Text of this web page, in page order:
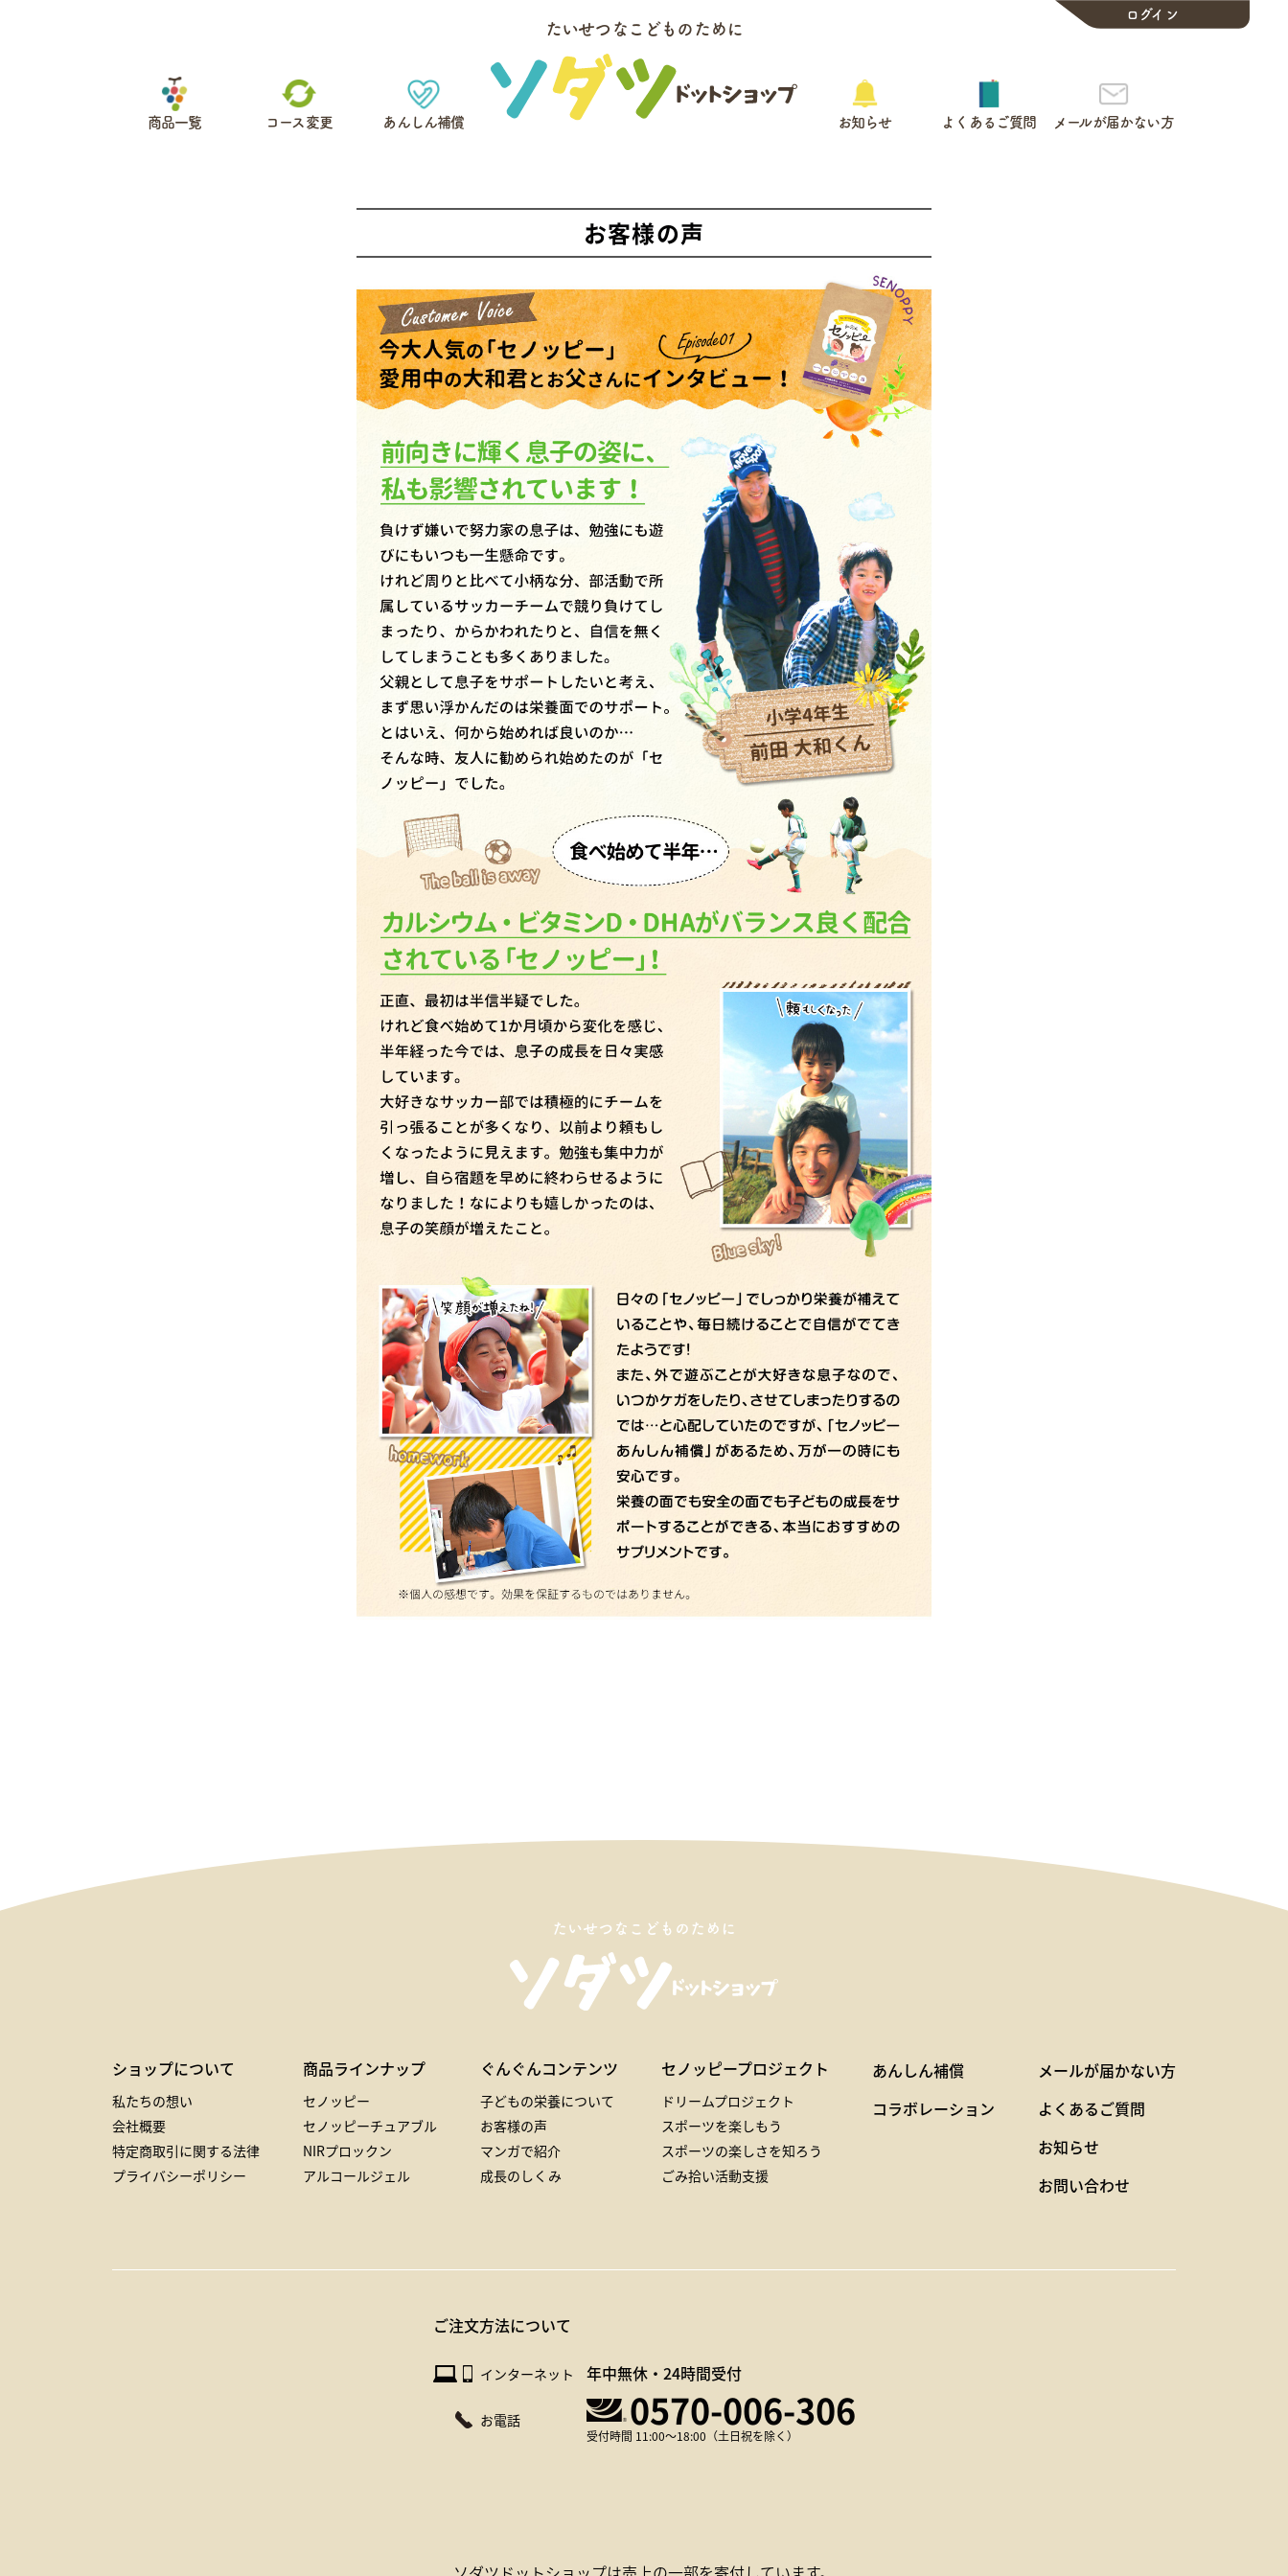
ログイン
たいせつなこどものために
商品一覧 コース変更 あんしん補償 お知らせ よくあるご質問 メールが届かない方
お客様の声
たいせつなこどものために
ショップについて
私たちの想い
会社概要
特定商取引に関する法律
プライバシーポリシー
商品ラインナップ
セノッピー
セノッピーチュアブル
NIRプロックン
アルコールジェル
ぐんぐんコンテンツ
子どもの栄養について
お客様の声
マンガで紹介
成長のしくみ
セノッピープロジェクト
ドリームプロジェクト
スポーツを楽しもう
スポーツの楽しさを知ろう
ごみ拾い活動支援
あんしん補償
コラボレーション
メールが届かない方
よくあるご質問
お知らせ
お問い合わせ
ご注文方法について
インターネット 年中無休・24時間受付
お電話 0570-006-306
受付時間 11:00～18:00（土日祝を除く）